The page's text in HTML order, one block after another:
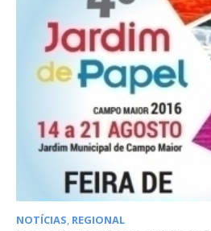
NOTÍCIAS, REGIONAL